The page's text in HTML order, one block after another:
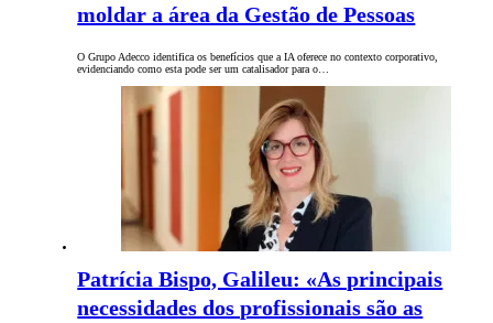
moldar a área da Gestão de Pessoas
O Grupo Adecco identifica os benefícios que a IA oferece no contexto corporativo,
evidenciando como esta pode ser um catalisador para o…
Patrícia Bispo, Galileu: «As principais
necessidades dos profissionais são as